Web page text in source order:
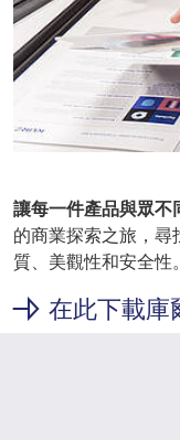
讓每一件產品與眾不
的商業探索之旅，尋
質、美觀性和安全性。
在此下載庫